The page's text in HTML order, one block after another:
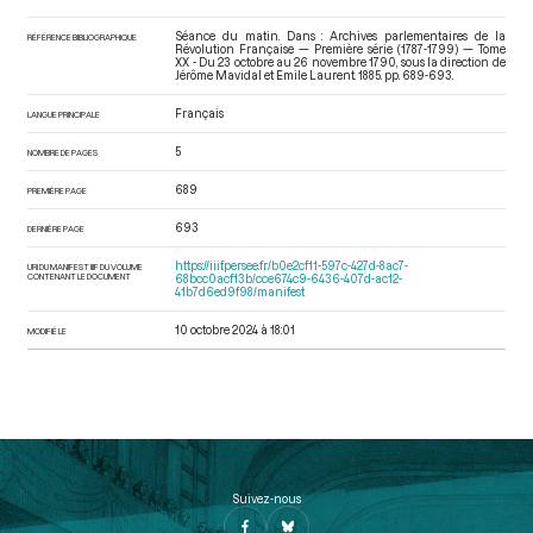
RÉFÉRENCE BIBLIOGRAPHIQUE
Séance du matin. Dans : Archives parlementaires de la
Révolution Française — Première série (1787-1799) — Tome
XX - Du 23 octobre au 26 novembre 1790 , sous la direction de
Jérôme Mavidal et Emile Laurent. 1885. pp. 689-693.
LANGUE PRINCIPALE Français
NOMBRE DE PAGES 5
PREMIÈRE PAGE 689
DERNIÈRE PAGE 693
URI DU MANIFEST IIIF DU VOLUME
CONTENANT LE DOCUMENT
https://iiif.persee.fr/b0e2cf11-597c-427d-8ac7-
68bcc0acf13b/cce674c9-6436-407d-ac12-
41b7d6ed9f98/manifest
MODIFIÉ LE 10 octobre 2024 à 18:01
Suivez-nous